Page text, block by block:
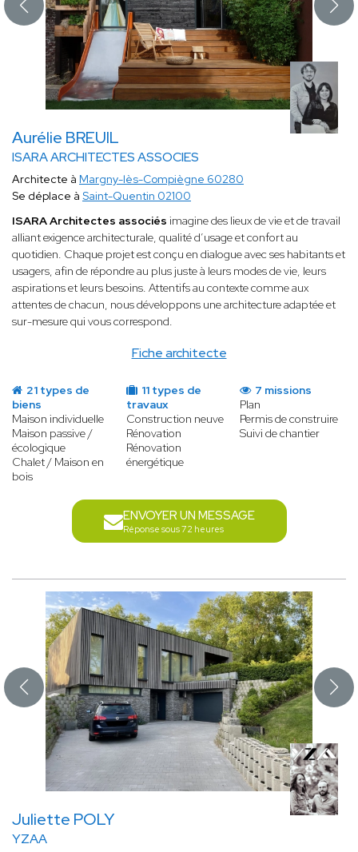
Aurélie BREUIL
ISARA ARCHITECTES ASSOCIES
Fiche architecte
Architecte à Margny-lès-Compiègne 60280
Se déplace à Saint-Quentin 02100
ISARA Architectes associés imagine des lieux de vie et de travail
alliant exigence architecturale, qualité d’usage et confort au
quotidien. Chaque projet est conçu en dialogue avec ses habitants et
usagers, afin de répondre au plus juste à leurs modes de vie, leurs
aspirations et leurs besoins. Attentifs au contexte comme aux
attentes de chacun, nous développons une architecture adaptée et
sur-mesure qui vous correspond.
21 types de
biens
Maison individuelle
Maison passive /
écologique
Chalet / Maison en
bois
11 types de
travaux
Construction neuve
Rénovation
Rénovation
énergétique
7 missions
Plan
Permis de construire
Suivi de chantier
ENVOYER UN MESSAGE
Réponse sous 72 heures
Juliette POLY
YZAA